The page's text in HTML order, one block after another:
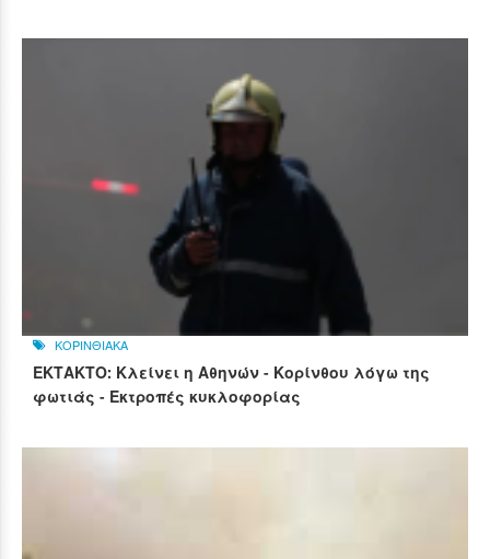
ΚΟΡΙΝΘΙΑΚΑ
ΕΚΤΑΚΤΟ: Κλείνει η Αθηνών - Κορίνθου λόγω της
φωτιάς - Εκτροπές κυκλοφορίας